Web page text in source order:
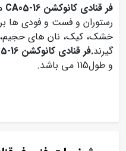
فر قنادی کانوکشن CA05-16
رستوران و فست و فودی ها
خشک، کیک، نان های حجیم،
گیرند.فر قنادی کانوکشن CA05-16
و طول115 می باشد.